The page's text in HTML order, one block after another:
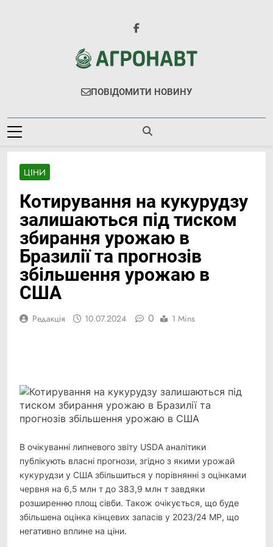
Агронавт
Новини Українського Агробізнесу
ПОВІДОМИТИ НОВИНУ
ЦІНИ
Котирування на кукурудзу
залишаються під тиском
збирання урожаю в
Бразилії та прогнозів
збільшення урожаю в
США
Редакція 10.07.2024 0 1 Mins
В очікуванні липневого звіту USDA аналітики
публікують власні прогнози, згідно з якими урожай
кукурудзи у США збільшиться у порівнянні з оцінками
червня на 6,5 млн т до 383,9 млн т завдяки
розширенню площ сівби. Також очікується, що буде
збільшена оцінка кінцевих запасів у 2023/24 МР, що
негативно вплине на ціни.